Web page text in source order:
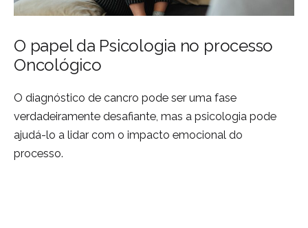
O papel da Psicologia no processo
Oncológico
O diagnóstico de cancro pode ser uma fase
verdadeiramente desafiante, mas a psicologia pode
ajudá-lo a lidar com o impacto emocional do
processo.